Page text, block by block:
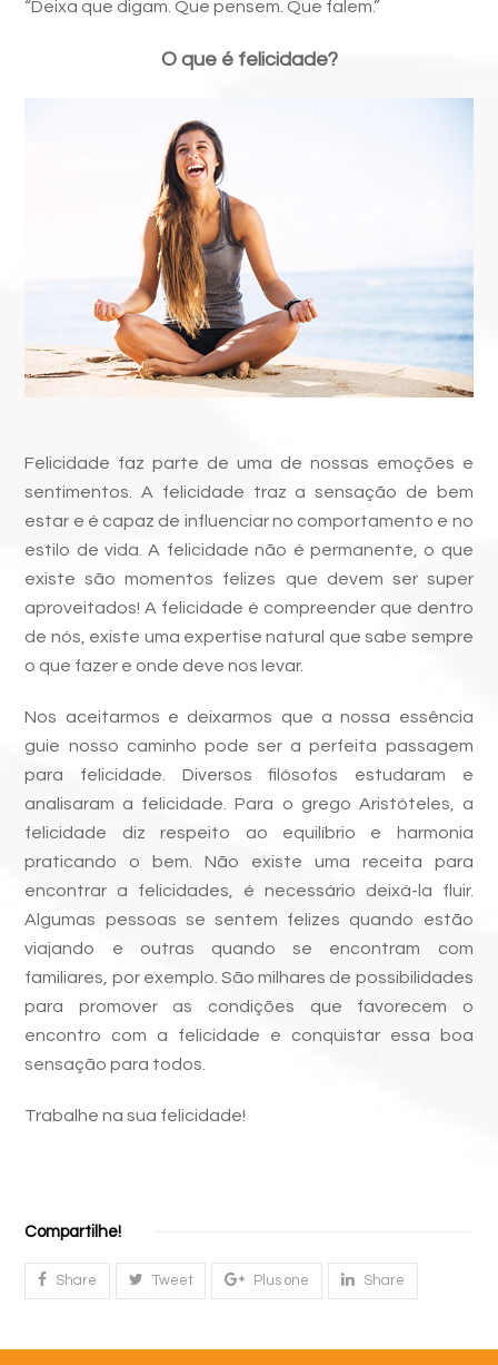
“Deixa que digam. Que pensem. Que falem.”
O que é felicidade?
Felicidade faz parte de uma de nossas emoções e
sentimentos. A felicidade traz a sensação de bem
estar e é capaz de influenciar no comportamento e no
estilo de vida. A felicidade não é permanente, o que
existe são momentos felizes que devem ser super
aproveitados! A felicidade é compreender que dentro
de nós, existe uma expertise natural que sabe sempre
o que fazer e onde deve nos levar.
Nos aceitarmos e deixarmos que a nossa essência
guie nosso caminho pode ser a perfeita passagem
para felicidade. Diversos filósofos estudaram e
analisaram a felicidade. Para o grego Aristóteles, a
felicidade diz respeito ao equilíbrio e harmonia
praticando o bem. Não existe uma receita para
encontrar a felicidades, é necessário deixá-la fluir.
Algumas pessoas se sentem felizes quando estão
viajando e outras quando se encontram com
familiares, por exemplo. São milhares de possibilidades
para promover as condições que favorecem o
encontro com a felicidade e conquistar essa boa
sensação para todos.
Trabalhe na sua felicidade!
Compartilhe!
Share Tweet Plus one Share